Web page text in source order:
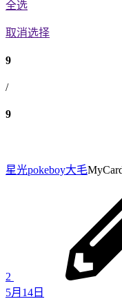
全选
取消选择
9
/
9
星光pokeboy大毛
2
5月14日